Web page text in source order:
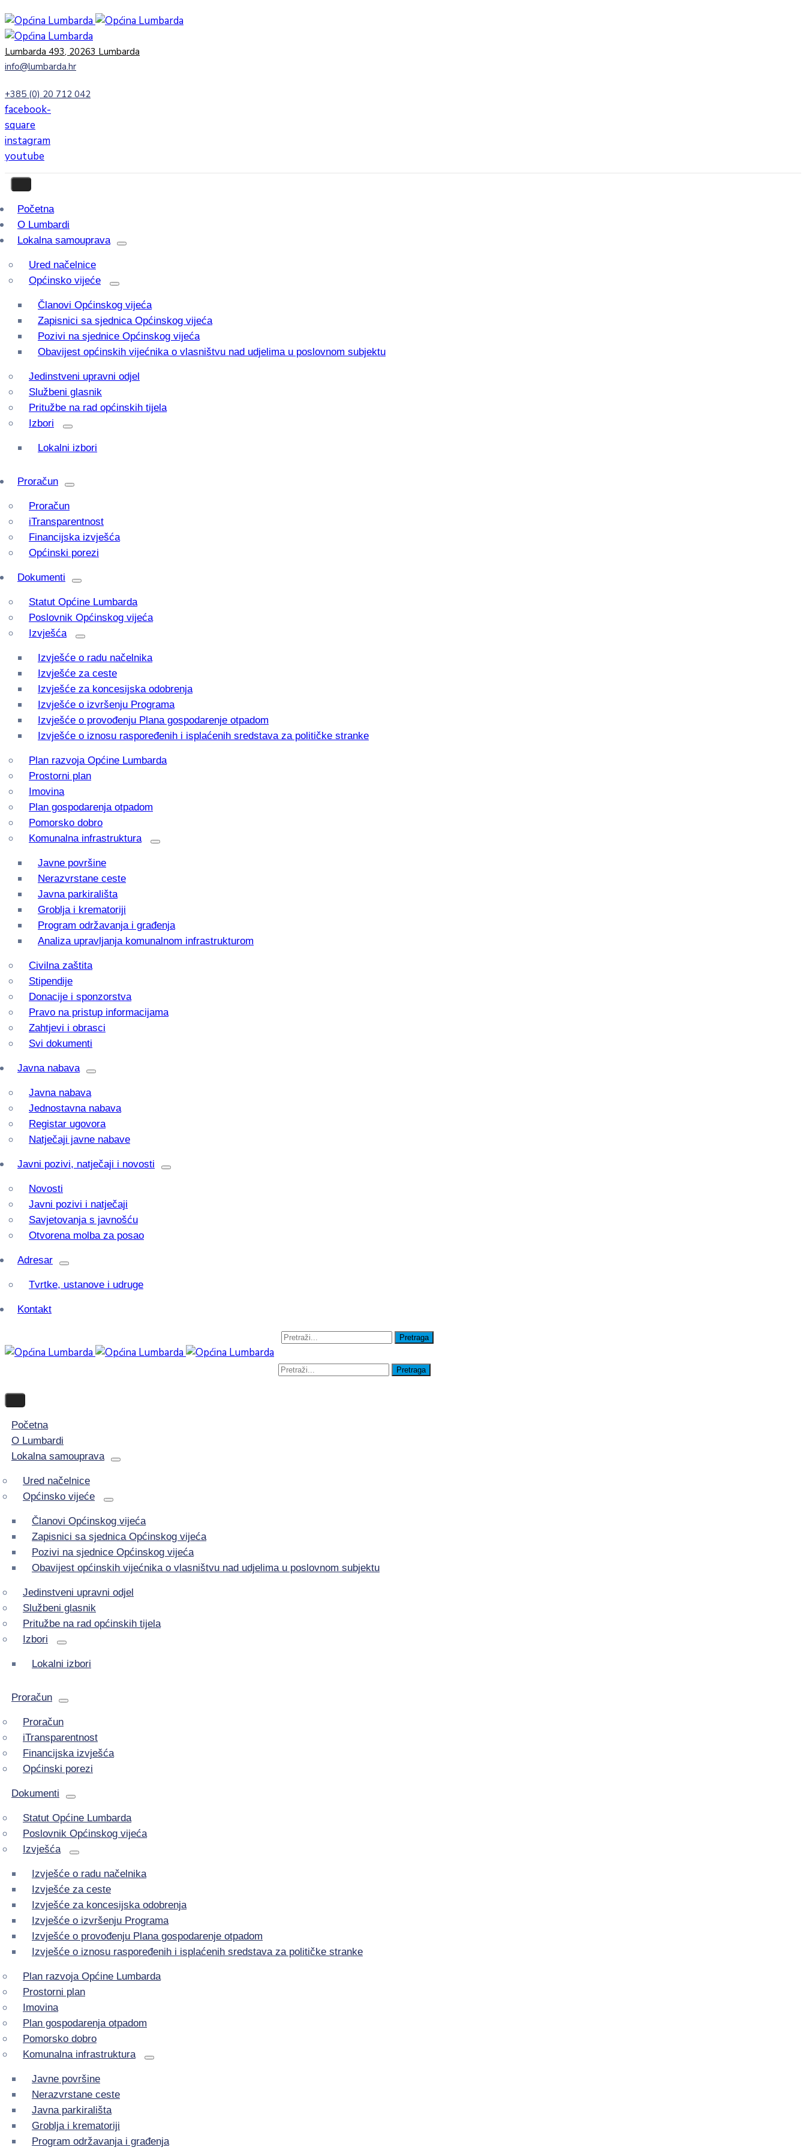
Lumbarda 493, 20263 Lumbarda
info@lumbarda.hr
+385 (0) 20 712 042
facebook-
square
instagram
youtube
Početna
O Lumbardi
Lokalna samouprava
Ured načelnice
Općinsko vijeće
Članovi Općinskog vijeća
Zapisnici sa sjednica Općinskog vijeća
Pozivi na sjednice Općinskog vijeća
Obavijest općinskih vijećnika o vlasništvu nad udjelima u poslovnom subjektu
Jedinstveni upravni odjel
Službeni glasnik
Pritužbe na rad općinskih tijela
Izbori
Lokalni izbori
Proračun
Proračun
iTransparentnost
Financijska izvješća
Općinski porezi
Dokumenti
Statut Općine Lumbarda
Poslovnik Općinskog vijeća
Izvješća
Izvješće o radu načelnika
Izvješće za ceste
Izvješće za koncesijska odobrenja
Izvješće o izvršenju Programa
Izvješće o provođenju Plana gospodarenje otpadom
Izvješće o iznosu raspoređenih i isplaćenih sredstava za političke stranke
Plan razvoja Općine Lumbarda
Prostorni plan
Imovina
Plan gospodarenja otpadom
Pomorsko dobro
Komunalna infrastruktura
Javne površine
Nerazvrstane ceste
Javna parkirališta
Groblja i krematoriji
Program održavanja i građenja
Analiza upravljanja komunalnom infrastrukturom
Civilna zaštita
Stipendije
Donacije i sponzorstva
Pravo na pristup informacijama
Zahtjevi i obrasci
Svi dokumenti
Javna nabava
Javna nabava
Jednostavna nabava
Registar ugovora
Natječaji javne nabave
Javni pozivi, natječaji i novosti
Novosti
Javni pozivi i natječaji
Savjetovanja s javnošću
Otvorena molba za posao
Adresar
Tvrtke, ustanove i udruge
Kontakt
Početna
O Lumbardi
Lokalna samouprava
Ured načelnice
Općinsko vijeće
Članovi Općinskog vijeća
Zapisnici sa sjednica Općinskog vijeća
Pozivi na sjednice Općinskog vijeća
Obavijest općinskih vijećnika o vlasništvu nad udjelima u poslovnom subjektu
Jedinstveni upravni odjel
Službeni glasnik
Pritužbe na rad općinskih tijela
Izbori
Lokalni izbori
Proračun
Proračun
iTransparentnost
Financijska izvješća
Općinski porezi
Dokumenti
Statut Općine Lumbarda
Poslovnik Općinskog vijeća
Izvješća
Izvješće o radu načelnika
Izvješće za ceste
Izvješće za koncesijska odobrenja
Izvješće o izvršenju Programa
Izvješće o provođenju Plana gospodarenje otpadom
Izvješće o iznosu raspoređenih i isplaćenih sredstava za političke stranke
Plan razvoja Općine Lumbarda
Prostorni plan
Imovina
Plan gospodarenja otpadom
Pomorsko dobro
Komunalna infrastruktura
Javne površine
Nerazvrstane ceste
Javna parkirališta
Groblja i krematoriji
Program održavanja i građenja